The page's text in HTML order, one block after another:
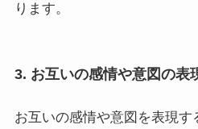
ります。
3. お互いの感情や意図の表
お互いの感情や意図を表現す